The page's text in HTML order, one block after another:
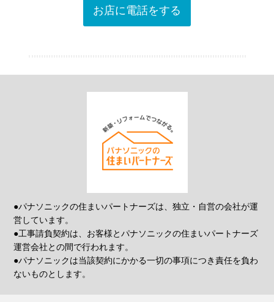
お店に電話をする
●パナソニックの住まいパートナーズは、独立・自営の会社が運
営しています。
●工事請負契約は、お客様とパナソニックの住まいパートナーズ
運営会社との間で行われます。
●パナソニックは当該契約にかかる一切の事項につき責任を負わ
ないものとします。